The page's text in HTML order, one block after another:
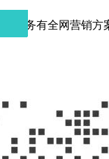
服务有全网营销